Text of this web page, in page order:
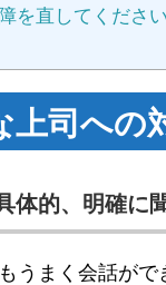
を直してくださ
上司への
体的、明確に
うまく会話が